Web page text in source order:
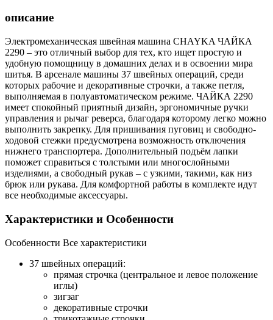
описание
Электромеханическая швейная машина CHAYKA ЧАЙКА
2290 – это отличный выбор для тех, кто ищет простую и
удобную помощницу в домашних делах и в освоении мира
шитья. В арсенале машины 37 швейных операций, среди
которых рабочие и декоративные строчки, а также петля,
выполняемая в полуавтоматическом режиме. ЧАЙКА 2290
имеет спокойный приятный дизайн, эргономичные ручки
управления и рычаг реверса, благодаря которому легко можно
выполнить закрепку. Для пришивания пуговиц и свободно-
ходовой стежки предусмотрена возможность отключения
нижнего транспортера. Дополнительный подъём лапки
поможет справиться с толстыми или многослойными
изделиями, а свободный рукав – с узкими, такими, как низ
брюк или рукава. Для комфортной работы в комплекте идут
все необходимые аксессуары.
Характеристики и Особенности
Особенности Все характеристики
37 швейных операций:
прямая строчка (центральное и левое положение
иглы)
зигзаг
декоративные строчки